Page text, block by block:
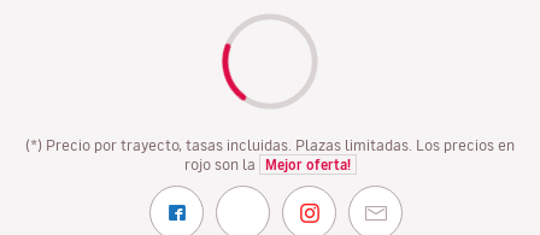
(*) Precio por trayecto, tasas incluidas. Plazas limitadas. Los precios en
rojo son la
Mejor oferta!